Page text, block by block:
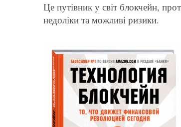
Це путівник у світ блокчейн,
недоліки та можливі ризики.